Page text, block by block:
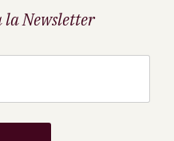
la Newsletter